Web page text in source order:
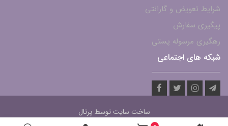
شرایط تعویض و گارانتی
پیگیری سفارش
رهگیری مرسوله پستی
شبکه های اجتماعی
ساخت سایت توسطپرتال